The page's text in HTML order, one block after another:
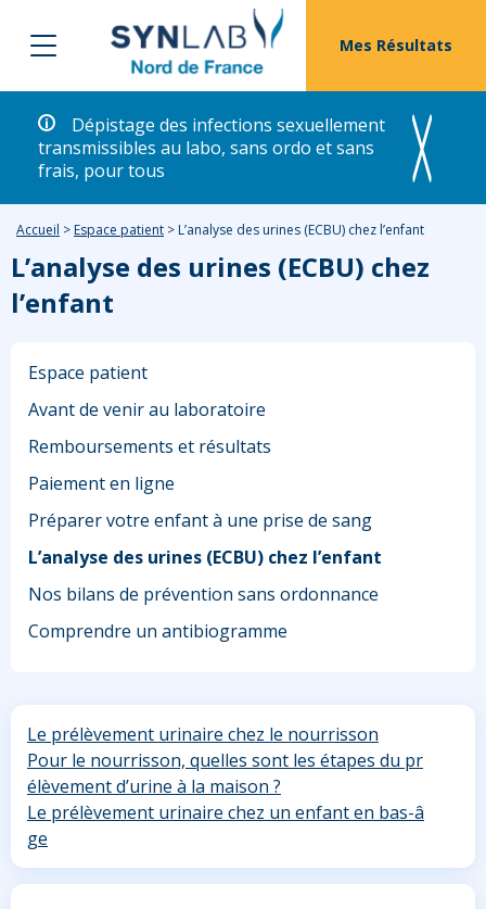
Mes Résultats
Dépistage des infections sexuellement
transmissibles au labo, sans ordo et sans
frais, pour tous
Accueil > Espace patient > L’analyse des urines (ECBU) chez l’enfant
L’analyse des urines (ECBU) chez
l’enfant
Espace patient
Avant de venir au laboratoire
Remboursements et résultats
Paiement en ligne
Préparer votre enfant à une prise de sang
L’analyse des urines (ECBU) chez l’enfant
Nos bilans de prévention sans ordonnance
Comprendre un antibiogramme
Le prélèvement urinaire chez le nourrisson
Pour le nourrisson, quelles sont les étapes du pr
élèvement d’urine à la maison ?
Le prélèvement urinaire chez un enfant en bas-â
ge